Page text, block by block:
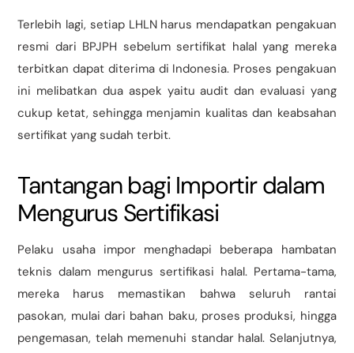
Terlebih lagi, setiap LHLN harus mendapatkan pengakuan
resmi dari BPJPH sebelum sertifikat halal yang mereka
terbitkan dapat diterima di Indonesia. Proses pengakuan
ini melibatkan dua aspek yaitu audit dan evaluasi yang
cukup ketat, sehingga menjamin kualitas dan keabsahan
sertifikat yang sudah terbit.
Tantangan bagi Importir dalam
Mengurus Sertifikasi
Pelaku usaha impor menghadapi beberapa hambatan
teknis dalam mengurus sertifikasi halal. Pertama-tama,
mereka harus memastikan bahwa seluruh rantai
pasokan, mulai dari bahan baku, proses produksi, hingga
pengemasan, telah memenuhi standar halal. Selanjutnya,